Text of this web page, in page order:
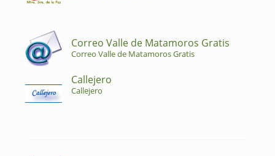
Correo Valle de Matamoros Gratis
Correo Valle de Matamoros Gratis
Callejero
Callejero